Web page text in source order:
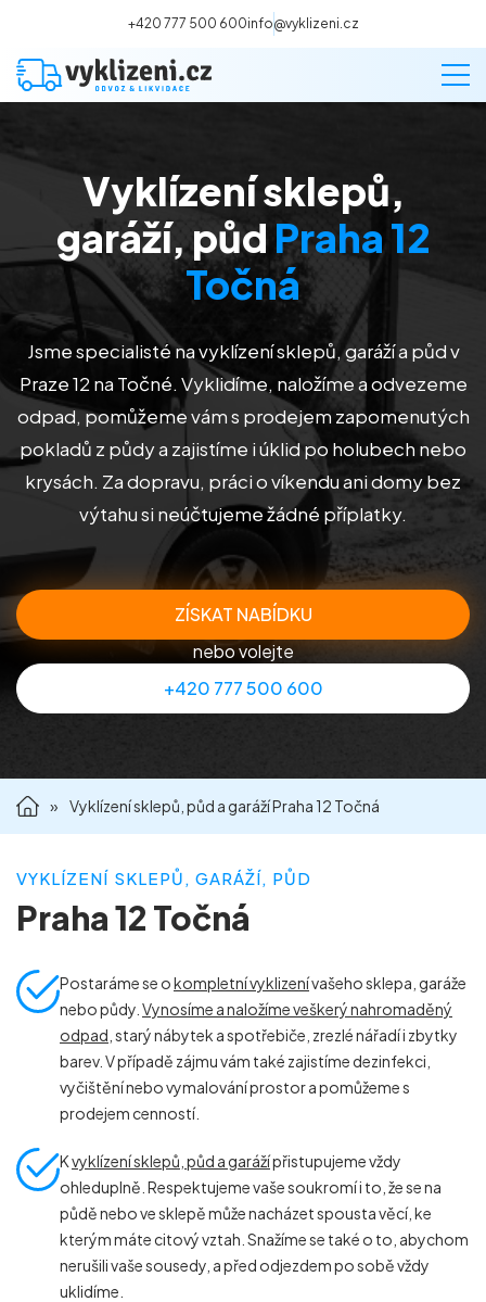
+420 777 500 600info@vyklizeni.cz
Vyklízení
Stěhování
Malování
Deratizace a dezinsekce
Úklid
Příprava nemovitostí na prodej
Reference
Kontakt
Vyklízení sklepů,
garáží, půd Praha 12
Točná
Jsme specialisté na vyklízení sklepů, garáží a půd v
Praze 12 na Točné. Vyklidíme, naložíme a odvezeme
odpad, pomůžeme vám s prodejem zapomenutých
pokladů z půdy a zajistíme i úklid po holubech nebo
krysách. Za dopravu, práci o víkendu ani domy bez
výtahu si neúčtujeme žádné příplatky.
ZÍSKAT NABÍDKU
nebo volejte
+420 777 500 600
» Vyklízení sklepů, půd a garáží Praha 12 Točná
VYKLÍZENÍ SKLEPŮ, GARÁŽÍ, PŮD
Praha 12 Točná
Postaráme se okompletní vyklizenívašeho sklepa, garáže
nebo půdy. Vynosíme a naložíme veškerý nahromaděný
odpad , starý nábytek a spotřebiče, zrezlé nářadí i zbytky
barev. V případě zájmu vám také zajistíme dezinfekci,
vyčištění nebo vymalování prostor a pomůžeme s
prodejem cenností.
Kvyklízení sklepů, půd a garážípřistupujeme vždy
ohleduplně. Respektujeme vaše soukromí i to, že se na
půdě nebo ve sklepě může nacházet spousta věcí, ke
kterým máte citový vztah. Snažíme se také o to, abychom
nerušili vaše sousedy, a před odjezdem po sobě vždy
uklidíme.